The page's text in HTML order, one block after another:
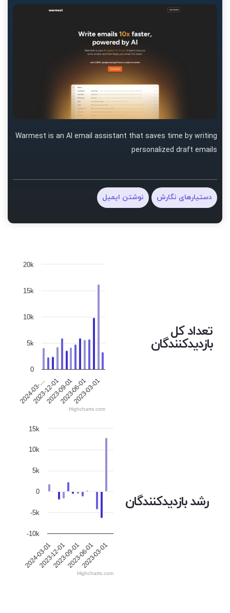
Warmest is an AI email assistant that saves time by writing
personalized draft emails
دستیارهای نگارش نوشتن ایمیل
تعداد کل
بازدیدکنندگان
2024-03-…
2023-12-012023-09-012023-06-01
2023-03-01
0
5k
10k
15k
20k
Highcharts.com
رشد بازدیدکنندگان
2024-03-01
2023-12-012023-09-012023-06-012023-03-01
-10k
-5k
0
5k
10k
15k
Highcharts.com